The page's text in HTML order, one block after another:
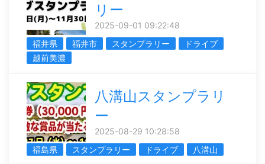
リー
2025-09-01 09:22:48
福井県
福井市 スタンプラリー
ドライブ
越前美濃
八溝山スタンプラリ
ー
2025-08-29 10:28:58
福島県
スタンプラリー ドライブ 八溝山